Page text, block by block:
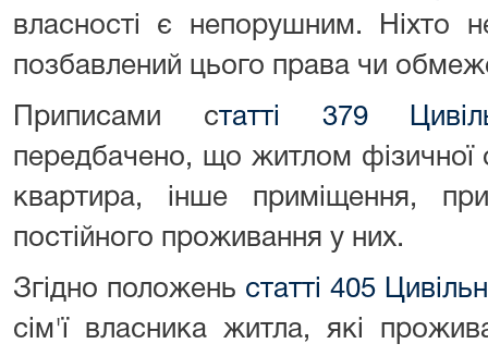
власності є непорушним. Ніхто
позбавлений цього права чи
Приписами статті 379
передбачено, що житлом
квартира, інше приміщення,
постійного проживання у них.
Згідно положень статті 405
сім'ї власника житла, які